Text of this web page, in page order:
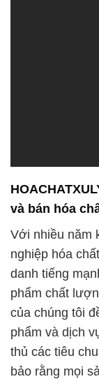
và bán hóa
Với nhiều năm
nghiệp hóa
danh tiếng
phẩm chất
của chúng tôi
phẩm và dịch
thủ các tiêu
bảo rằng mọi